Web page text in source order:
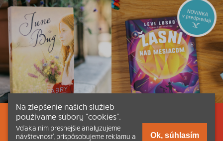
Listovať Obsah Dokumenty a články
Na zlepšenie našich služieb
používame súbory “cookies”.
Vďaka nim presnejšie analyzujeme
návštevnosť, prispôsobujeme reklamu a
Ok, súhlasím